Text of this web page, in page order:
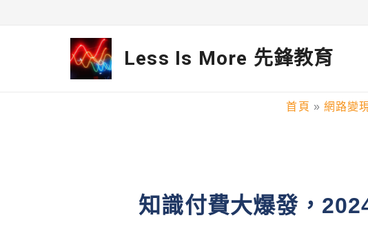
Less Is More 先鋒教育
首頁 網路變
知識付費大爆發，